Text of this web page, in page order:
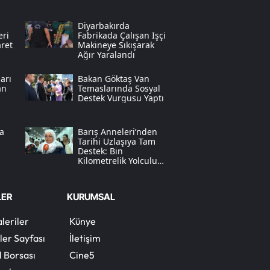
Samsun
Siirt
Sivas
Tokat
Tunceli
Şanlıurfa
Uşak
Diyarbakırda
Fabrikada Çalışan Işçi
Makineye Sıkışarak
Ağır Yaralandı
Bakan Göktaş Van
Temaslarında Sosyal
Destek Vurgusu Yaptı
Barış Anneleri’nden
Tarihi Uzlaşıya Tam
Destek: Bin
Kilometrelik Yolculuk
Sayfası
KURUMSAL
Künye
İletişim
Cine5